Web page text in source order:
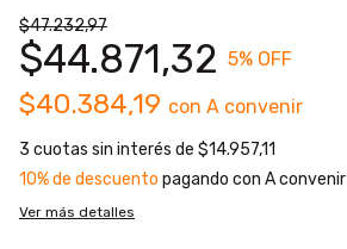
$47.232,97
$44.871,32 5% OFF
$40.384,19 con A convenir
3 cuotas sin interés de $14.957,11
10% de descuento pagando con A convenir
Ver más detalles